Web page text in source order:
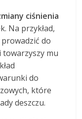
ciśnienia
Na przykład,
do
towarzyszy mu
do
które
deszczu.